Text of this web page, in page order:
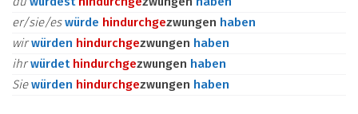
er/sie/eswürde hindurchgezwungen haben
wirwürden hindurchgezwungen haben
ihrwürdet hindurchgezwungen haben
Siewürden hindurchgezwungen haben